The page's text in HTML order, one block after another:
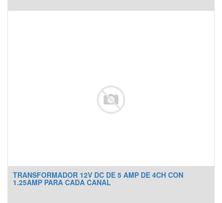
TRANSFORMADOR 12V DC DE 5 AMP DE 4CH CON
1.25AMP PARA CADA CANAL